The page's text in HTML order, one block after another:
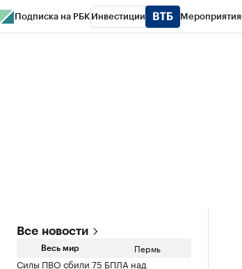
Подписка на РБК Инвестиции Мероприятия
Все новости
Весь мир Пермь
Силы ПВО сбили 75 БПЛА над